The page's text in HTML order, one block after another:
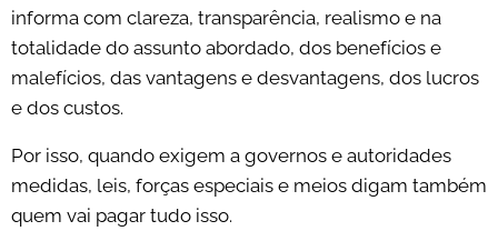
informa com clareza, transparência, realismo e na
totalidade do assunto abordado, dos benefícios e
malefícios, das vantagens e desvantagens, dos lucros
e dos custos.
Por isso, quando exigem a governos e autoridades
medidas, leis, forças especiais e meios digam também
quem vai pagar tudo isso.